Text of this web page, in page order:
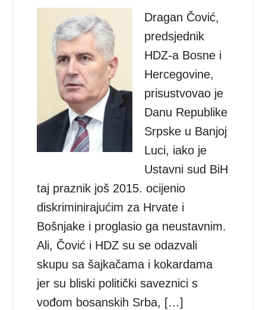
Dragan Čović,
predsjednik
HDZ-a Bosne i
Hercegovine,
prisustvovao je
Danu Republike
Srpske u Banjoj
Luci, iako je
Ustavni sud BiH
taj praznik još 2015. ocijenio
diskriminirajućim za Hrvate i
Bošnjake i proglasio ga neustavnim.
Ali, Čović i HDZ su se odazvali
skupu sa šajkačama i kokardama
jer su bliski politički saveznici s
vođom bosanskih Srba, […]